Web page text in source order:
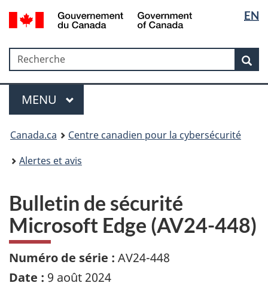
Passer
au
Passer
à
sujet
du
Passer
à
HTML
simplifiée
la
langue
EN
Government
Gouvernement
du
Recherche
Recherche
Menu
MAIN
MENU
Canada.ca
Centre canadien pour la cybersécurité
Alertes et avis
Bulletin de sécurité
Microsoft Edge (AV24-448)
Numéro de série : AV24-448
Date : 9 août 2024